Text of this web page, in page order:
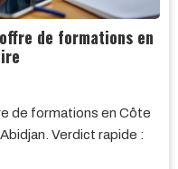
de formations en
de formations en Côte
Verdict rapide :